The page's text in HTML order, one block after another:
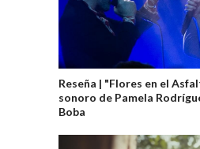
Reseña | "Flores en el
sonoro de Pamela
Boba